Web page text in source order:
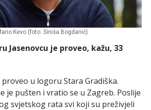
Kevo (foto: Siniša Bogdanić)
Jasenovcu je proveo, kažu, 33
u logoru Stara Gradiška.
je pušten i vratio se u Zagreb. Poslije
svjetskog rata svi koji su preživjeli